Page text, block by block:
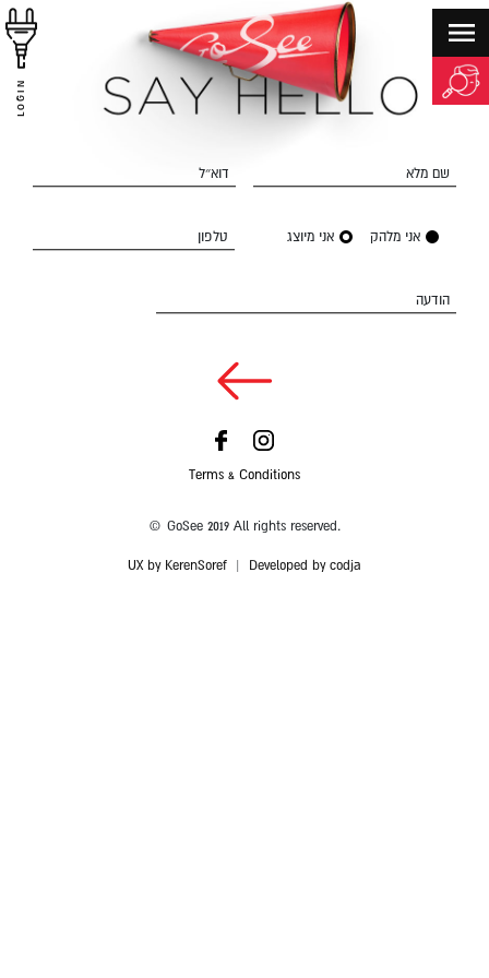
LOGIN
שם מלא דוא״ל
אני מלהק אני מיוצג טלפון
הודעה
Terms & Conditions
© GoSee 2019 All rights reserved.
UX by KerenSoref Developed by codja